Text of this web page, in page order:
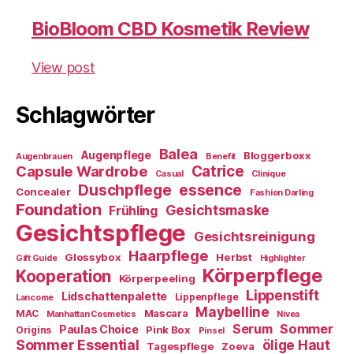
BioBloom CBD Kosmetik Review
View post
Schlagwörter
Augenbrauen Augenpflege Balea Benefit Bloggerboxx
Capsule Wardrobe Casual Catrice Clinique
Concealer Duschpflege essence Fashion Darling
Foundation Frühling Gesichtsmaske
Gesichtspflege Gesichtsreinigung
Gift Guide Glossybox Haarpflege Herbst Highlighter
Kooperation Körperpeeling Körperpflege
Lancome Lidschattenpalette Lippenpflege Lippenstift
MAC Manhattan Cosmetics Mascara Maybelline Nivea
Origins Paulas Choice Pink Box Pinsel Serum Sommer
Sommer Essential Tagespflege Zoeva ölige Haut